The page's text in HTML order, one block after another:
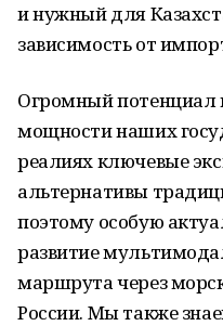
и нужный для
зависимость от
Огромный потенциал
мощности наших
реалиях ключевые
альтернативы
поэтому особую
развитие
маршрута через
России. Мы также